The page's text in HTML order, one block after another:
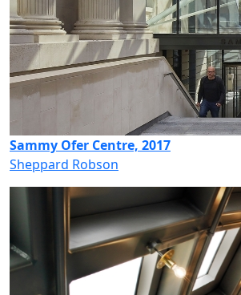
Sammy Ofer Centre, 2017
Sheppard Robson